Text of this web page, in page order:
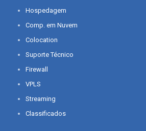
Hospedagem
Comp. em Nuvem
Colocation
Suporte Técnico
Firewall
VPLS
Streaming
Classificados